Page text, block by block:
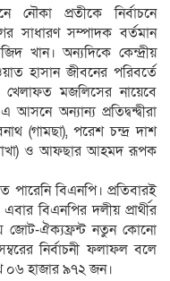
নৌকা প্রতীকে নির্বাচনে
সাধারণ সম্পাদক বর্তমান
খান। অন্যদিকে কেন্দ্রীয়
হাসান জীবনের পরিবর্তে
খেলাফত মজলিসের নায়েবে
অন্যান্য প্রতিদ্বন্দ্বীরা
(গামছা), পরেশ চন্দ্র দাশ
ও আফছার আহমদ রূপক
বিএনপি। প্রতিবারই
বিএনপির দলীয় প্রার্থীর
জোট-ঐক্যফ্রন্ট নতুন কোনো
নির্বাচনী ফলাফল বলে
০৬ হাজার ৯৭২ জন।